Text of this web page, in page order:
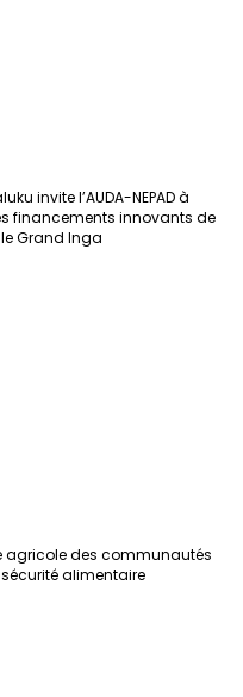
invite l’AUDA-NEPAD à
financements innovants de
Grand Inga
agricole des communautés
alimentaire